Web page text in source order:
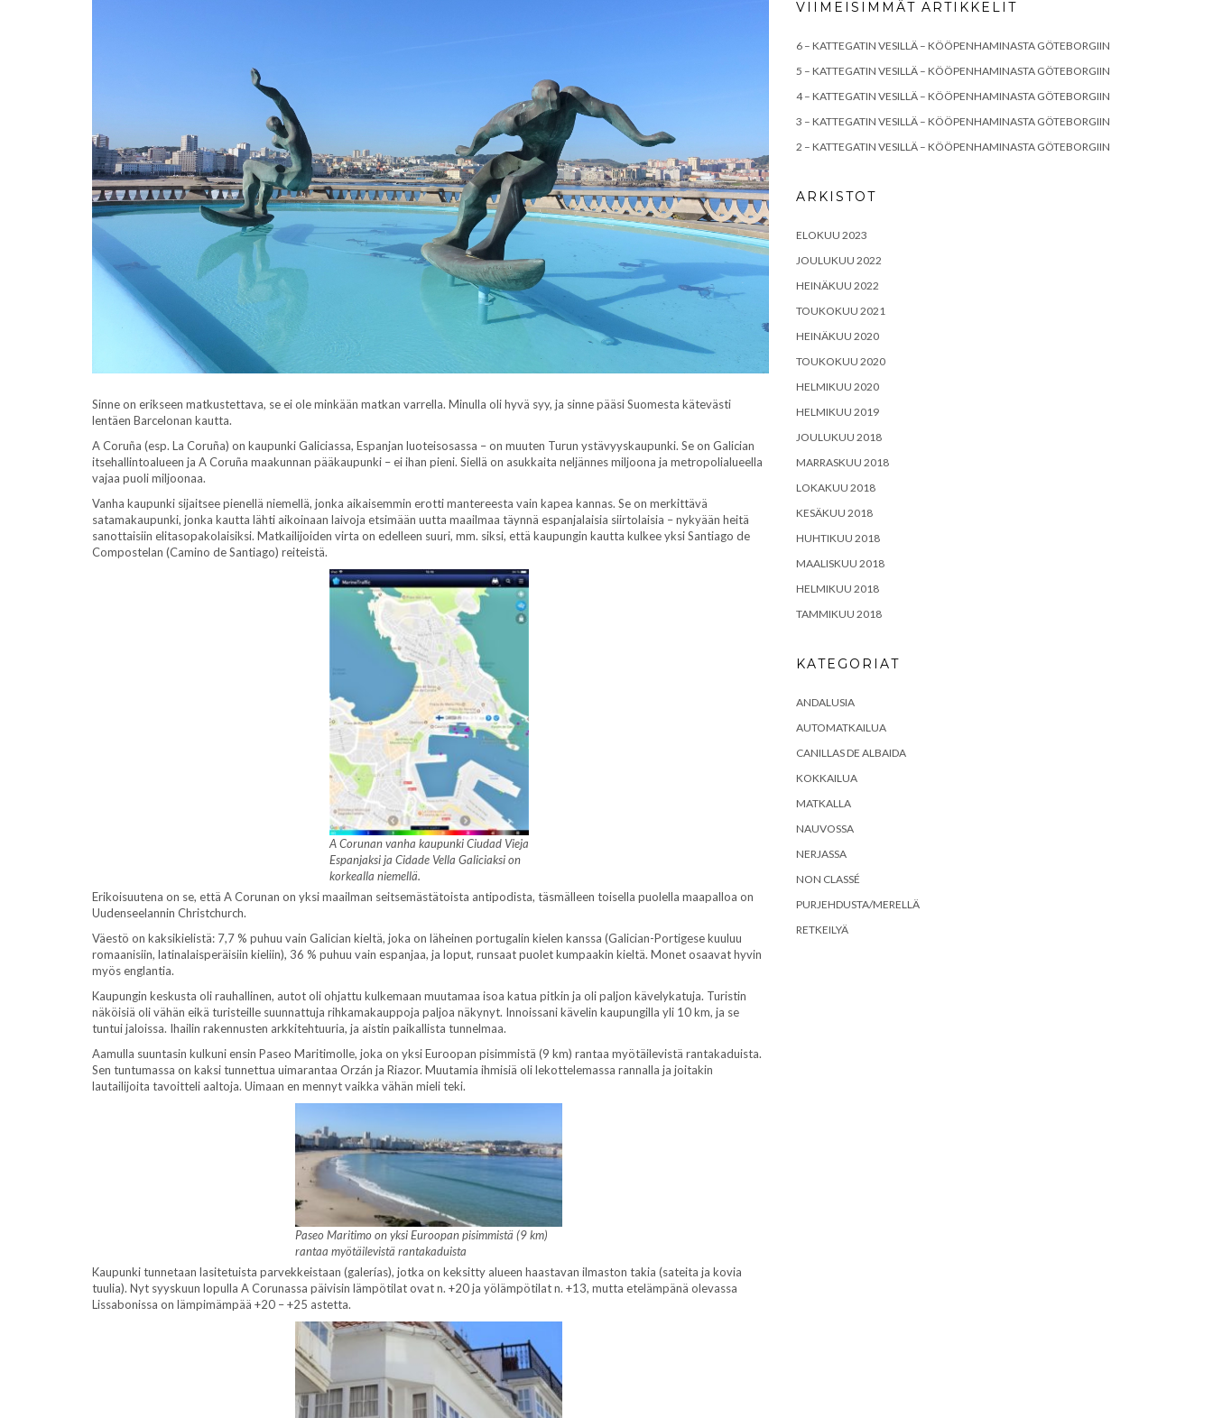
Sinne on erikseen matkustettava, se ei ole minkään matkan varrella. Minulla oli hyvä syy, ja sinne pääsi Suomesta kätevästi
lentäen Barcelonan kautta.
A Coruña (esp. La Coruña) on kaupunki Galiciassa, Espanjan luoteisosassa – on muuten Turun ystävyyskaupunki. Se on Galician
itsehallintoalueen ja A Coruña maakunnan pääkaupunki – ei ihan pieni. Siellä on asukkaita neljännes miljoona ja metropolialueella
vajaa puoli miljoonaa.
Vanha kaupunki sijaitsee pienellä niemellä, jonka aikaisemmin erotti mantereesta vain kapea kannas. Se on merkittävä
satamakaupunki, jonka kautta lähti aikoinaan laivoja etsimään uutta maailmaa täynnä espanjalaisia siirtolaisia – nykyään heitä
sanottaisiin elitasopakolaisiksi. Matkailijoiden virta on edelleen suuri, mm. siksi, että kaupungin kautta kulkee yksi Santiago de
Compostelan (Camino de Santiago) reiteistä.
A Corunan vanha kaupunki Ciudad Vieja
Espanjaksi ja Cidade Vella Galiciaksi on
korkealla niemellä.
Erikoisuutena on se, että A Corunan on yksi maailman seitsemästätoista antipodista, täsmälleen toisella puolella maapalloa on
Uudenseelannin Christchurch.
Väestö on kaksikielistä: 7,7 % puhuu vain Galician kieltä, joka on läheinen portugalin kielen kanssa (Galician-Portigese kuuluu
romaanisiin, latinalaisperäisiin kieliin), 36 % puhuu vain espanjaa, ja loput, runsaat puolet kumpaakin kieltä. Monet osaavat hyvin
myös englantia.
Kaupungin keskusta oli rauhallinen, autot oli ohjattu kulkemaan muutamaa isoa katua pitkin ja oli paljon kävelykatuja. Turistin
näköisiä oli vähän eikä turisteille suunnattuja rihkamakauppoja paljoa näkynyt. Innoissani kävelin kaupungilla yli 10 km, ja se
tuntui jaloissa. Ihailin rakennusten arkkitehtuuria, ja aistin paikallista tunnelmaa.
Aamulla suuntasin kulkuni ensin Paseo Maritimolle, joka on yksi Euroopan pisimmistä (9 km) rantaa myötäilevistä rantakaduista.
Sen tuntumassa on kaksi tunnettua uimarantaa Orzán ja Riazor. Muutamia ihmisiä oli lekottelemassa rannalla ja joitakin
lautailijoita tavoitteli aaltoja. Uimaan en mennyt vaikka vähän mieli teki.
Paseo Maritimo on yksi Euroopan pisimmistä (9 km)
rantaa myötäilevistä rantakaduista
Kaupunki tunnetaan lasitetuista parvekkeistaan (galerías), jotka on keksitty alueen haastavan ilmaston takia (sateita ja kovia
tuulia). Nyt syyskuun lopulla A Corunassa päivisin lämpötilat ovat n. +20 ja yölämpötilat n. +13, mutta etelämpänä olevassa
Lissabonissa on lämpimämpää +20 – +25 astetta.
VIIMEISIMMÄT ARTIKKELIT
6 – KATTEGATIN VESILLÄ – KÖÖPENHAMINASTA GÖTEBORGIIN
5 – KATTEGATIN VESILLÄ – KÖÖPENHAMINASTA GÖTEBORGIIN
4 – KATTEGATIN VESILLÄ – KÖÖPENHAMINASTA GÖTEBORGIIN
3 – KATTEGATIN VESILLÄ – KÖÖPENHAMINASTA GÖTEBORGIIN
2 – KATTEGATIN VESILLÄ – KÖÖPENHAMINASTA GÖTEBORGIIN
ARKISTOT
ELOKUU 2023
JOULUKUU 2022
HEINÄKUU 2022
TOUKOKUU 2021
HEINÄKUU 2020
TOUKOKUU 2020
HELMIKUU 2020
HELMIKUU 2019
JOULUKUU 2018
MARRASKUU 2018
LOKAKUU 2018
KESÄKUU 2018
HUHTIKUU 2018
MAALISKUU 2018
HELMIKUU 2018
TAMMIKUU 2018
KATEGORIAT
ANDALUSIA
AUTOMATKAILUA
CANILLAS DE ALBAIDA
KOKKAILUA
MATKALLA
NAUVOSSA
NERJASSA
NON CLASSÉ
PURJEHDUSTA/MERELLÄ
RETKEILYÄ